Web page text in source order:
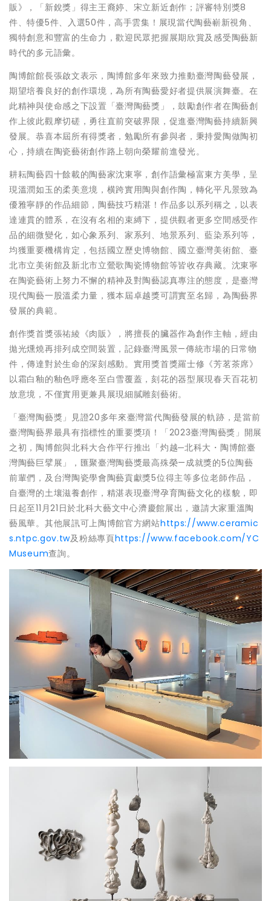
販》，「新銳獎」得主王裔婷、宋立新近創作；評審特別獎8
件、特優5件、入選50件，高手雲集！展現當代陶藝嶄新視角、
獨特創意和豐富的生命力，歡迎民眾把握展期欣賞及感受陶藝新
時代的多元語彙。
陶博館館長張啟文表示，陶博館多年來致力推動臺灣陶藝發展，
期望培養良好的創作環境，為所有陶藝愛好者提供展演舞臺。在
此精神與使命感之下設置「臺灣陶藝獎」，鼓勵創作者在陶藝創
作上彼此觀摩切磋，勇往直前突破界限，促進臺灣陶藝持續新興
發展。恭喜本屆所有得獎者，勉勵所有參與者，秉持愛陶做陶初
心，持續在陶瓷藝術創作路上朝向榮耀前進發光。
耕耘陶藝四十餘載的陶藝家沈東寧，創作語彙極富東方美學，呈
現溫潤如玉的柔美意境，横跨實用陶與創作陶，轉化平凡景致為
優雅寧靜的作品細節，陶藝技巧精湛！作品多以系列稱之，以表
達連貫的體系，在沒有名相的束縛下，提供觀者更多空間感受作
品的細微變化，如心象系列、家系列、地景系列、藍染系列等，
均獲重要機構肯定，包括國立歷史博物館、國立臺灣美術館、臺
北市立美術館及新北市立鶯歌陶瓷博物館等皆收存典藏。沈東寧
在陶瓷藝術上努力不懈的精神及對陶藝認真專注的態度，是臺灣
現代陶藝一股溫柔力量，獲本屆卓越獎可謂實至名歸，為陶藝界
發展的典範。
創作獎首獎張祐綾《肉販》，將擅長的臟器作為創作主軸，經由
拋光燻燒再排列成空間裝置，記錄臺灣風景—傳統市場的日常物
件，傳達對於生命的深刻感動。實用獎首獎羅士修《芳茗茶席》
以霜白釉的釉色呼應冬至白雪覆蓋，刻花的器型展現春天百花初
放意境，不僅實用更兼具展現細膩雕刻藝術。
「臺灣陶藝獎」見證20多年來臺灣當代陶藝發展的軌跡，是當前
臺灣陶藝界最具有指標性的重要獎項！「2023臺灣陶藝獎」開展
之初，陶博館與北科大合作平行推出「灼越─北科大・陶博館臺
灣陶藝巨擘展」，匯聚臺灣陶藝獎最高殊榮—成就獎的5位陶藝
前輩們，及台灣陶瓷學會陶藝貢獻獎5位得主等多位老師作品，
自臺灣的土壤滋養創作，精湛表現臺灣孕育陶藝文化的樣貌，即
日起至11月21日於北科大藝文中心濟慶館展出，邀請大家重溫陶
藝風華。其他展訊可上陶博館官方網站https://www.ceramic
s.ntpc.gov.tw及粉絲專頁https://www.facebook.com/YC
Museum查詢。